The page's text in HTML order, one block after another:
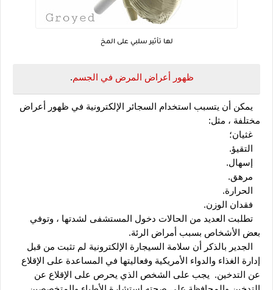
لها تأثير سلبي على المخ
ظهور أعراض المرض في الجسم.
مختلفة ، مثل:
غثيان؛
التقيؤ.
إسهال.
مرهق.
الحرارة.
فقدان الوزن.
بعض الأشخاص بسبب أمراض الرئة.